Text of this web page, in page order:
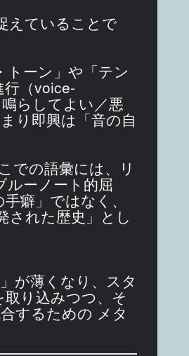
えていることで
トーン」や「テン
（voice-
らしてよい／悪
り即興は「音の自
での語彙には、リ
ルーノート的屈
癖」ではなく、
された歴史」とし
が薄くなり、スタ
り込みつつ、そ
するための メタ